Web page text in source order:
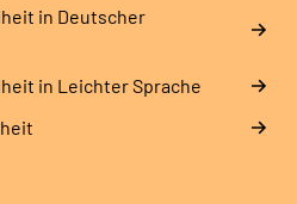
in Deutscher
in Leichter Sprache